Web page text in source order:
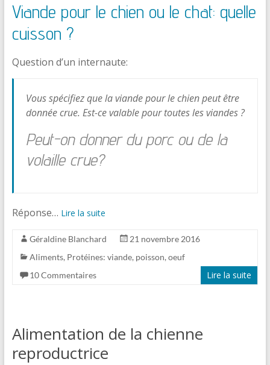
Viande pour le chien ou le chat: quelle
cuisson ?
Question d’un internaute:
Vous spécifiez que la viande pour le chien peut être
donnée crue. Est-ce valable pour toutes les viandes ?
Peut-on donner du porc ou de la
volaille crue?
Réponse… Lire la suite
Géraldine Blanchard
21 novembre 2016
Aliments, Protéines: viande, poisson, oeuf
10 Commentaires
Lire la suite
Alimentation de la chienne
reproductrice